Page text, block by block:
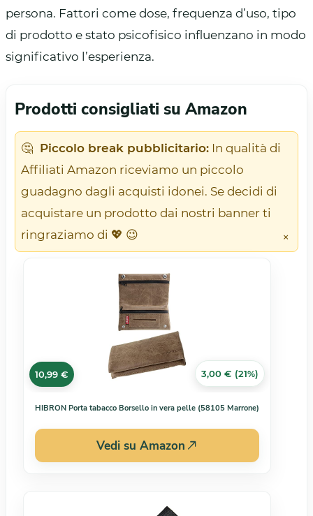
persona. Fattori come dose, frequenza d’uso, tipo
di prodotto e stato psicofisico influenzano in modo
significativo l’esperienza.
Prodotti consigliati su Amazon
🤔 Piccolo break pubblicitario: In qualità di
Affiliati Amazon riceviamo un piccolo
guadagno dagli acquisti idonei. Se decidi di
acquistare un prodotto dai nostri banner ti
ringraziamo di 💖 😉
×
10,99 € 3,00 € (21%)
HIBRON Porta tabacco Borsello in vera pelle (58105 Marrone)
Vedi su Amazon